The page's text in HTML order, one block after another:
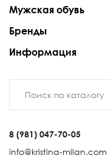
Мужская обувь
Бренды
Информация
8 (981) 047-70-05
info@kristina-milan.com